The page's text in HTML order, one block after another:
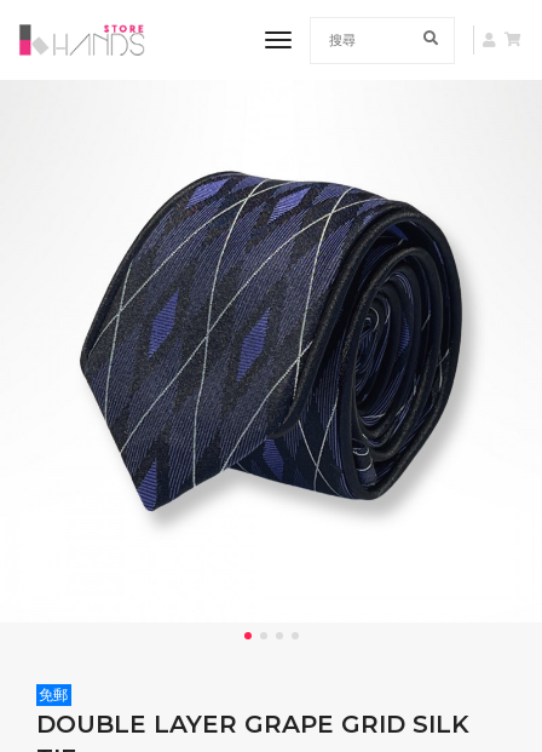
toggle navigation
免郵
DOUBLE LAYER GRAPE GRID SILK